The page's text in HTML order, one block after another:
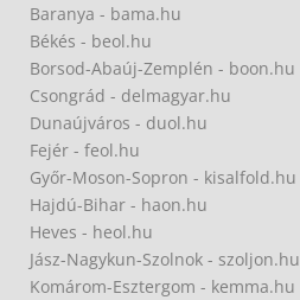
Baranya - bama.hu
Békés - beol.hu
Borsod-Abaúj-Zemplén - boon.hu
Csongrád - delmagyar.hu
Dunaújváros - duol.hu
Fejér - feol.hu
Győr-Moson-Sopron - kisalfold.hu
Hajdú-Bihar - haon.hu
Heves - heol.hu
Jász-Nagykun-Szolnok - szoljon.hu
Komárom-Esztergom - kemma.hu